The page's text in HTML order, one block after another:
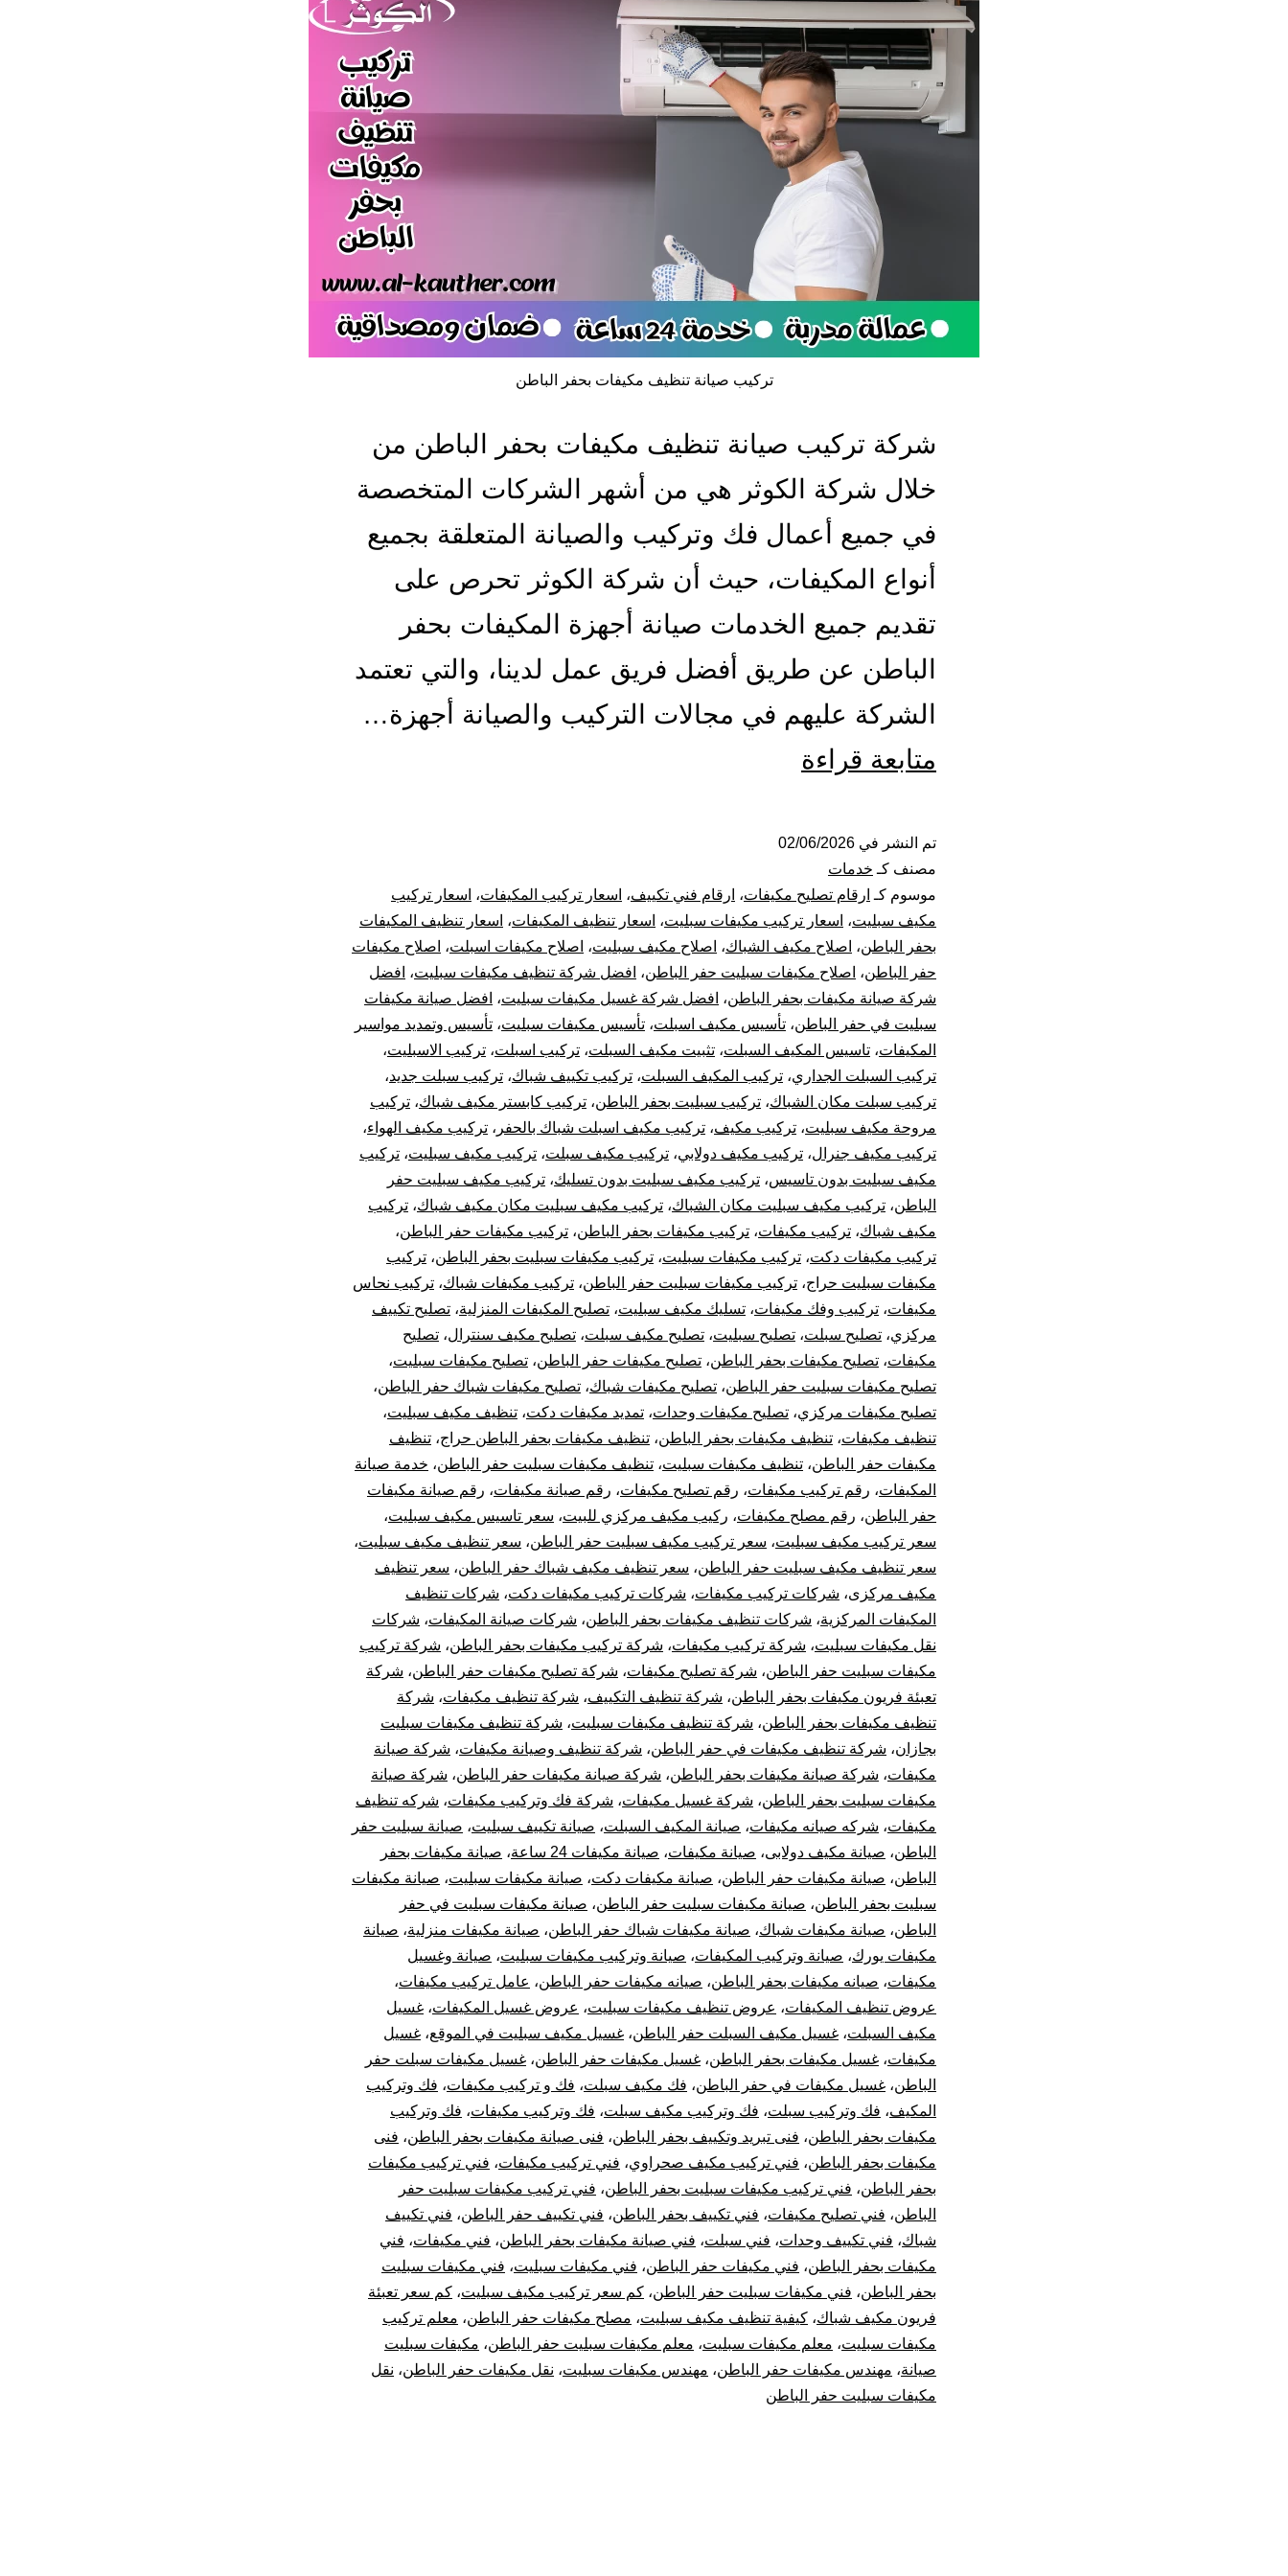
تركيب صيانة تنظيف مكيفات بحفر الباطن
شركة تركيب صيانة تنظيف مكيفات بحفر الباطن من
خلال شركة الكوثر هي من أشهر الشركات المتخصصة
في جميع أعمال فك وتركيب والصيانة المتعلقة بجميع
أنواع المكيفات، حيث أن شركة الكوثر تحرص على
تقديم جميع الخدمات صيانة أجهزة المكيفات بحفر
الباطن عن طريق أفضل فريق عمل لدينا، والتي تعتمد
الشركة عليهم في مجالات التركيب والصيانة أجهزة…
متابعة قراءة
تنظيف
مكيفات
بحفر
الباطن
سبليت
مركزي
دولابي
شباك
كونسيلد
تم النشر في 02/06/2026
مصنف كـ خدمات
موسوم كـ ارقام تصليح مكيفات، ارقام فني تكييف، اسعار تركيب المكيفات، اسعار تركيب
مكيف سبليت، اسعار تركيب مكيفات سبليت، اسعار تنظيف المكيفات، اسعار تنظيف المكيفات
بحفر الباطن، اصلاح مكيف الشباك، اصلاح مكيف سبليت، اصلاح مكيفات اسبلت، اصلاح مكيفات
حفر الباطن، اصلاح مكيفات سبليت حفر الباطن، افضل شركة تنظيف مكيفات سبليت، افضل
شركة صيانة مكيفات بحفر الباطن، افضل شركة غسيل مكيفات سبليت، افضل صيانة مكيفات
سبليت في حفر الباطن، تأسيس مكيف اسبلت، تأسيس مكيفات سبليت، تأسيس وتمديد مواسير
المكيفات، تاسيس المكيف السبلت، تثبيت مكيف السبلت، تركيب اسبلت، تركيب الاسبليت،
تركيب السبلت الجداري، تركيب المكيف السبلت، تركيب تكييف شباك، تركيب سبلت جديد،
تركيب سبلت مكان الشباك، تركيب سبليت بحفر الباطن، تركيب كابستر مكيف شباك، تركيب
مروحة مكيف سبليت، تركيب مكيف، تركيب مكيف اسبلت شباك بالحفر ، تركيب مكيف الهواء،
تركيب مكيف جنرال، تركيب مكيف دولابي، تركيب مكيف سبلت، تركيب مكيف سبليت، تركيب
مكيف سبليت بدون تاسيس، تركيب مكيف سبليت بدون تسليك، تركيب مكيف سبليت حفر
الباطن، تركيب مكيف سبليت مكان الشباك، تركيب مكيف سبليت مكان مكيف شباك، تركيب
مكيف شباك، تركيب مكيفات، تركيب مكيفات بحفر الباطن، تركيب مكيفات حفر الباطن،
تركيب مكيفات دكت، تركيب مكيفات سبليت، تركيب مكيفات سبليت بحفر الباطن، تركيب
مكيفات سبليت حراج، تركيب مكيفات سبليت حفر الباطن، تركيب مكيفات شباك، تركيب نحاس
مكيفات، تركيب وفك مكيفات، تسليك مكيف سبليت، تصليح المكيفات المنزلية، تصليح تكييف
مركزي، تصليح سبلت، تصليح سبليت، تصليح مكيف سبلت، تصليح مكيف سنترال، تصليح
مكيفات، تصليح مكيفات بحفر الباطن، تصليح مكيفات حفر الباطن، تصليح مكيفات سبليت،
تصليح مكيفات سبليت حفر الباطن، تصليح مكيفات شباك، تصليح مكيفات شباك حفر الباطن،
تصليح مكيفات مركزي، تصليح مكيفات وحدات، تمديد مكيفات دكت، تنظيف مكيف سبليت،
تنظيف مكيفات، تنظيف مكيفات بحفر الباطن، تنظيف مكيفات بحفر الباطن حراج، تنظيف
مكيفات حفر الباطن، تنظيف مكيفات سبليت، تنظيف مكيفات سبليت حفر الباطن، خدمة صيانة
المكيفات، رقم تركيب مكيفات، رقم تصليح مكيفات، رقم صيانة مكيفات، رقم صيانة مكيفات
حفر الباطن، رقم مصلح مكيفات، ركيب مكيف مركزي للبيت، سعر تاسيس مكيف سبليت،
سعر تركيب مكيف سبليت، سعر تركيب مكيف سبليت حفر الباطن، سعر تنظيف مكيف سبليت،
سعر تنظيف مكيف سبليت حفر الباطن، سعر تنظيف مكيف شباك حفر الباطن، سعر تنظيف
مكيف مركزى، شركات تركيب مكيفات، شركات تركيب مكيفات دكت، شركات تنظيف
المكيفات المركزية، شركات تنظيف مكيفات بحفر الباطن، شركات صيانة المكيفات، شركات
نقل مكيفات سبليت، شركة تركيب مكيفات، شركة تركيب مكيفات بحفر الباطن، شركة تركيب
مكيفات سبليت حفر الباطن، شركة تصليح مكيفات، شركة تصليح مكيفات حفر الباطن، شركة
تعبئة فريون مكيفات بحفر الباطن، شركة تنظيف التكييف، شركة تنظيف مكيفات، شركة
تنظيف مكيفات بحفر الباطن، شركة تنظيف مكيفات سبليت، شركة تنظيف مكيفات سبليت
بجازان، شركة تنظيف مكيفات في حفر الباطن، شركة تنظيف وصيانة مكيفات، شركة صيانة
مكيفات، شركة صيانة مكيفات بحفر الباطن، شركة صيانة مكيفات حفر الباطن، شركة صيانة
مكيفات سبليت بحفر الباطن، شركة غسيل مكيفات، شركة فك وتركيب مكيفات، شركه تنظيف
مكيفات، شركه صيانه مكيفات، صيانة المكيف السبلت، صيانة تكييف سبليت، صيانة سبليت حفر
الباطن، صيانة مكيف دولابى، صيانة مكيفات، صيانة مكيفات 24 ساعة ، صيانة مكيفات بحفر
الباطن، صيانة مكيفات حفر الباطن، صيانة مكيفات دكت، صيانة مكيفات سبليت، صيانة مكيفات
سبليت بحفر الباطن، صيانة مكيفات سبليت حفر الباطن، صيانة مكيفات سبليت في حفر
الباطن، صيانة مكيفات شباك، صيانة مكيفات شباك حفر الباطن، صيانة مكيفات منزلية، صيانة
مكيفات يورك، صيانة وتركيب المكيفات، صيانة وتركيب مكيفات سبليت، صيانة وغسيل
مكيفات، صيانه مكيفات بحفر الباطن، صيانه مكيفات حفر الباطن، عامل تركيب مكيفات،
عروض تنظيف المكيفات، عروض تنظيف مكيفات سبليت، عروض غسيل المكيفات، غسيل
مكيف السبلت، غسيل مكيف السبلت حفر الباطن، غسيل مكيف سبليت في الموقع، غسيل
مكيفات، غسيل مكيفات بحفر الباطن، غسيل مكيفات حفر الباطن، غسيل مكيفات سبلت حفر
الباطن، غسيل مكيفات في حفر الباطن، فك مكيف سبلت، فك و تركيب مكيفات، فك وتركيب
المكيف، فك وتركيب سبلت، فك وتركيب مكيف سبلت، فك وتركيب مكيفات، فك وتركيب
مكيفات بحفر الباطن، فنى تبريد وتكييف بحفر الباطن، فنى صيانة مكيفات بحفر الباطن، فنى
مكيفات بحفر الباطن، فني تركيب مكيف صحراوي، فني تركيب مكيفات، فني تركيب مكيفات
بحفر الباطن، فني تركيب مكيفات سبليت بحفر الباطن، فني تركيب مكيفات سبليت حفر
الباطن، فني تصليح مكيفات، فني تكييف بحفر الباطن، فني تكييف حفر الباطن، فني تكييف
شباك، فني تكييف وحدات، فني سبلت، فني صيانة مكيفات بحفر الباطن، فني مكيفات، فني
مكيفات بحفر الباطن، فني مكيفات حفر الباطن، فني مكيفات سبليت، فني مكيفات سبليت
بحفر الباطن، فني مكيفات سبليت حفر الباطن، كم سعر تركيب مكيف سبليت، كم سعر تعبئة
فريون مكيف شباك، كيفية تنظيف مكيف سبليت، مصلح مكيفات حفر الباطن، معلم تركيب
مكيفات سبليت، معلم مكيفات سبليت، معلم مكيفات سبليت حفر الباطن، مكيفات سبليت
صيانة، مهندس مكيفات حفر الباطن، مهندس مكيفات سبليت، نقل مكيفات حفر الباطن، نقل
مكيفات سبليت حفر الباطن